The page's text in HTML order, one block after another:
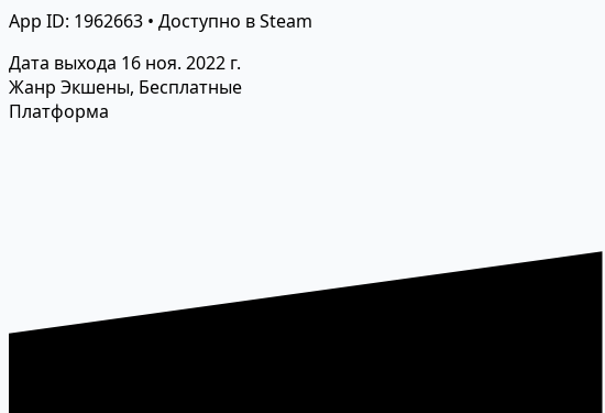
App ID: 1962663 • Доступно в Steam
Дата выхода 16 ноя. 2022 г.
Жанр Экшены, Бесплатные
Платформа